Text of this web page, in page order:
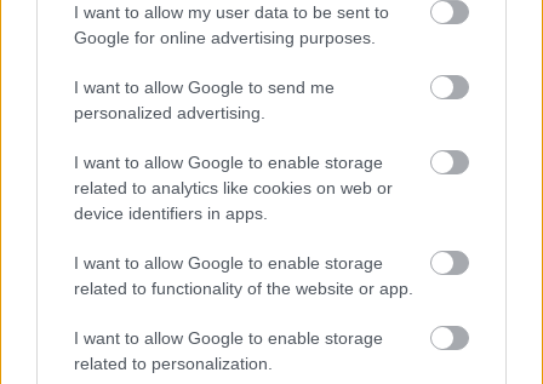
I want to allow my user data to be sent to
Google for online advertising purposes.
I want to allow Google to send me
personalized advertising.
I want to allow Google to enable storage
related to analytics like cookies on web or
device identifiers in apps.
I want to allow Google to enable storage
related to functionality of the website or app.
I want to allow Google to enable storage
related to personalization.
kokouksen kulkua.
Osakeyhtiölakiei edellytä, että
allekirjoitukset tulisi antaa fyysisessä
muodossa kynällä paperille.
käytössä oleva tapa allekirjoittaa myös
yhtiökokousten pöytäkirjoja.
Sähköisten allekirjoitusten suosio on viime
vuosina kasvanut, kun koronavirustilanteen
takia aiempaa isompi osuus
yhtiökokouksista on pidetty etänä.